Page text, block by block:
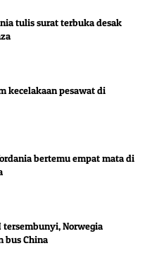
tulis surat terbuka desak
kecelakaan pesawat di
bertemu empat mata di
Norwegia
bus China